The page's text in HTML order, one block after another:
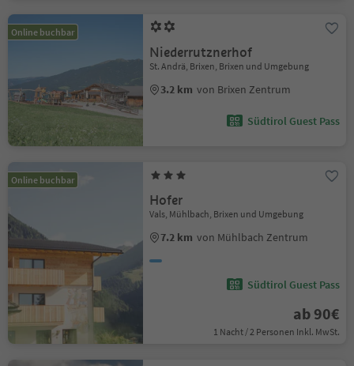
Online buchbar
Niederrutznerhof
St. Andrä, Brixen, Brixen und Umgebung
3.2 km von Brixen Zentrum
Südtirol Guest Pass
Online buchbar
Hofer
Vals, Mühlbach, Brixen und Umgebung
7.2 km von Mühlbach Zentrum
Südtirol Guest Pass
ab 90€
1 Nacht / 2 Personen Inkl. MwSt.